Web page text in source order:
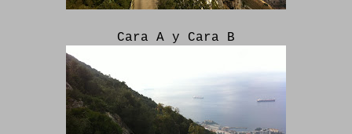
Cara A y Cara B